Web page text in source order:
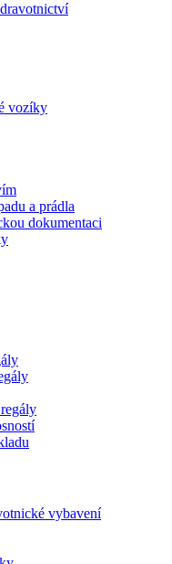
vozíky
a prádla
dokumentaci
vybavení